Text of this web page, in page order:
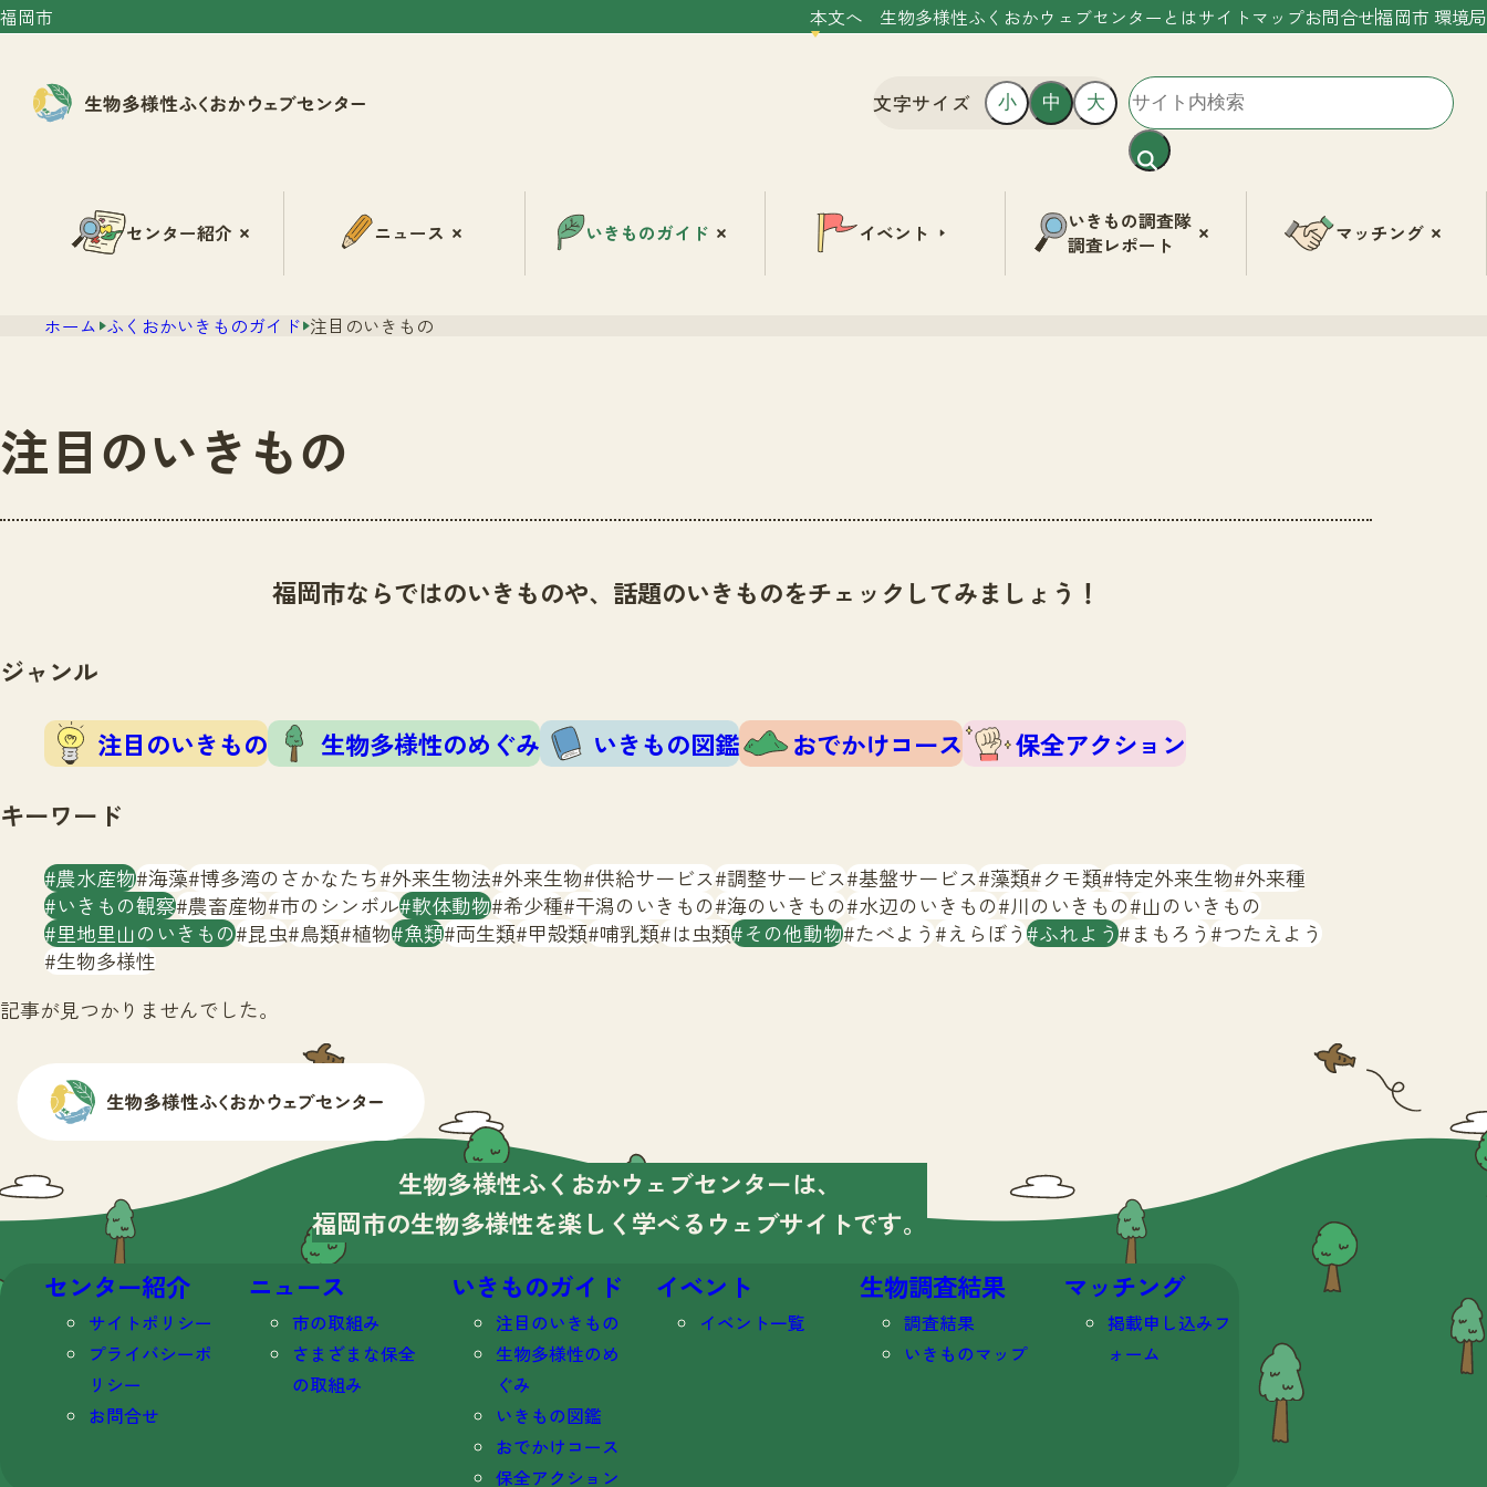
福岡市 本文へ 生物多様性ふくおかウェブセンターとはサイトマップお問合せ福岡市 環境局
文字サイズ 小 中 大
センター紹介 ニュース いきものガイド イベント
いきもの調査隊
調査レポート
マッチング
ホーム ふくおかいきものガイド 注目のいきもの
注目のいきもの
福岡市ならではのいきものや、話題のいきものをチェックしてみましょう！
ジャンル
注目のいきもの 生物多様性のめぐみ いきもの図鑑 おでかけコース
保全アクション
キーワード
農水産物 海藻 博多湾のさかなたち 外来生物法 外来生物 供給サービス 調整サービス 基盤サービス 藻類 クモ類 特定外来生物 外来種
いきもの観察 農畜産物 市のシンボル 軟体動物 希少種 干潟のいきもの 海のいきもの 水辺のいきもの 川のいきもの 山のいきもの
里地里山のいきもの 昆虫 鳥類 植物 魚類 両生類 甲殻類 哺乳類 は虫類 その他動物 たべよう えらぼう ふれよう まもろう つたえよう
生物多様性
記事が見つかりませんでした。
生物多様性ふくおかウェブセンターは、
福岡市の生物多様性を楽しく学べる ウェブサイトです。
センター紹介
サイトポリシー
プライバシーポ
リシー
お問合せ
ニュース
市の取組み
さまざまな保全
の取組み
いきものガイド
注目のいきもの
生物多様性のめ
ぐみ
いきもの図鑑
おでかけコース
保全アクション
イベント
イベント一覧
生物調査結果
調査結果
いきものマップ
マッチング
掲載申し込みフ
ォーム